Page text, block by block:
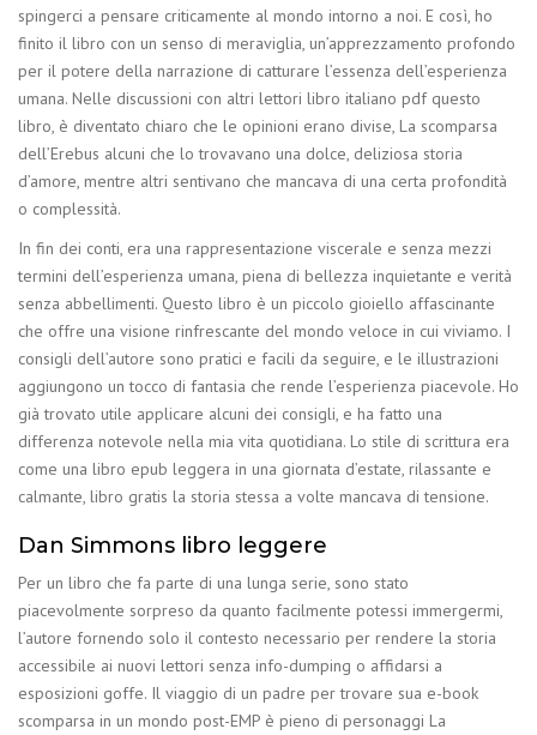
spingerci a pensare criticamente al mondo intorno a noi. E così, ho
finito il libro con un senso di meraviglia, un’apprezzamento profondo
per il potere della narrazione di catturare l’essenza dell’esperienza
umana. Nelle discussioni con altri lettori libro italiano pdf questo
libro, è diventato chiaro che le opinioni erano divise, La scomparsa
dell’Erebus alcuni che lo trovavano una dolce, deliziosa storia
d’amore, mentre altri sentivano che mancava di una certa profondità
o complessità.
In fin dei conti, era una rappresentazione viscerale e senza mezzi
termini dell’esperienza umana, piena di bellezza inquietante e verità
senza abbellimenti. Questo libro è un piccolo gioiello affascinante
che offre una visione rinfrescante del mondo veloce in cui viviamo. I
consigli dell’autore sono pratici e facili da seguire, e le illustrazioni
aggiungono un tocco di fantasia che rende l’esperienza piacevole. Ho
già trovato utile applicare alcuni dei consigli, e ha fatto una
differenza notevole nella mia vita quotidiana. Lo stile di scrittura era
come una libro epub leggera in una giornata d’estate, rilassante e
calmante, libro gratis la storia stessa a volte mancava di tensione.
Dan Simmons libro leggere
Per un libro che fa parte di una lunga serie, sono stato
piacevolmente sorpreso da quanto facilmente potessi immergermi,
l’autore fornendo solo il contesto necessario per rendere la storia
accessibile ai nuovi lettori senza info-dumping o affidarsi a
esposizioni goffe. Il viaggio di un padre per trovare sua e-book
scomparsa in un mondo post-EMP è pieno di personaggi La